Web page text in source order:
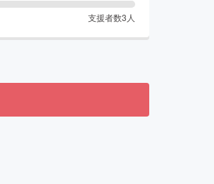
支援者数3 人